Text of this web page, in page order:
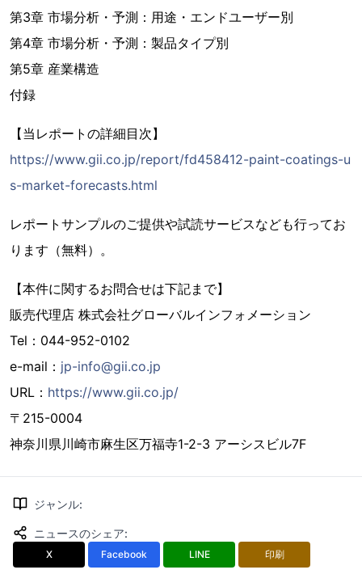
第3章 市場分析・予測：用途・エンドユーザー別
第4章 市場分析・予測：製品タイプ別
第5章 産業構造
付録
【当レポートの詳細目次】
https://www.gii.co.jp/report/fd458412-paint-coatings-u
s-market-forecasts.html
レポートサンプルのご提供や試読サービスなども行ってお
ります（無料）。
【本件に関するお問合せは下記まで】
販売代理店 株式会社グローバルインフォメーション
Tel：044-952-0102
e-mail： jp-info@gii.co.jp
URL： https://www.gii.co.jp/
〒215-0004
神奈川県川崎市麻生区万福寺1-2-3 アーシスビル7F
ジャンル:
ニュースのシェア:
X Facebook LINE 印刷